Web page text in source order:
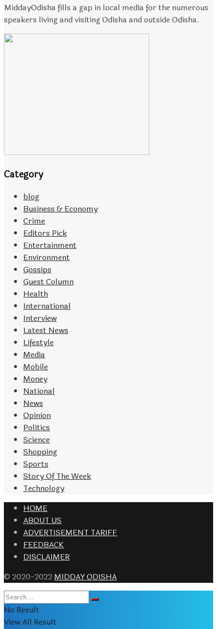
MiddayOdisha fills a gap in local media for the numerous
speakers living and visiting Odisha and outside Odisha.
Category
blog
Business & Economy
Crime
Editors Pick
Entertainment
Environment
Gossips
Guest Column
Health
International
Interview
Latest News
Lifestyle
Media
Mobile
Money
National
News
Opinion
Politics
Science
Shopping
Sports
Story Of The Week
Technology
HOME
ABOUT US
ADVERTISEMENT TARIFF
FEEDBACK
DISCLAIMER
© 2020-2022 MIDDAY ODISHA
No Result
View All Result